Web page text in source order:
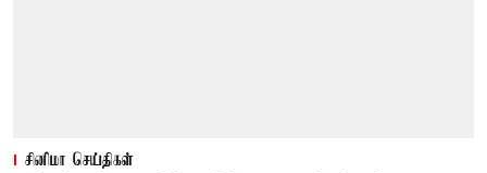
சினிமா செய்திகள்